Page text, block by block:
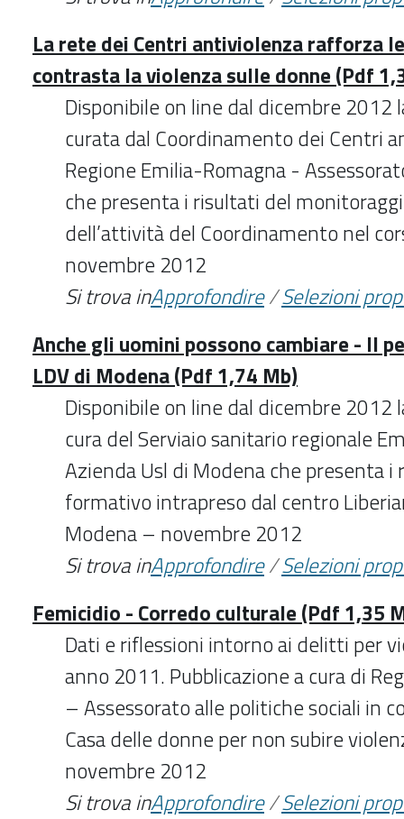
La rete dei Centri antiviolenza rafforza
contrasta la violenza sulle donne (Pdf
Disponibile on line dal dicembre 2012
curata dal Coordinamento dei Centri
Regione Emilia-Romagna -
che presenta i risultati del
dell’attività del Coordinamento nel
novembre 2012
Si trova inApprofondire/Selezioni
Anche gli uomini possono cambiare - Il
LDV di Modena (Pdf 1,74 Mb)
Disponibile on line dal dicembre 2012
cura del Serviaio sanitario regionale
Azienda Usl di Modena che presenta
formativo intrapreso dal centro
Modena – novembre 2012
Si trova inApprofondire/Selezioni
Femicidio - Corredo culturale (Pdf 1,35
Dati e riflessioni intorno ai delitti per
anno 2011. Pubblicazione a cura di
– Assessorato alle politiche sociali in
Casa delle donne per non subire
novembre 2012
Si trova inApprofondire/Selezioni